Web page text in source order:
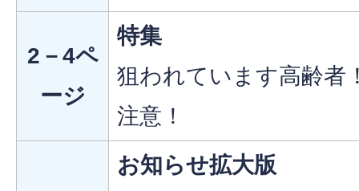
2－4ペ
ージ
特集
狙われています高齢者
注意！
お知らせ拡大版